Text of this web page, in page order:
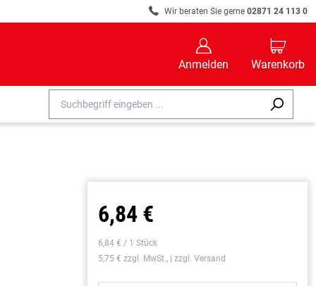
R Wir beraten Sie gerne 02871 24 113 0
B
Anmelden
C
Warenkorb
6,84 €
6,84 € / 1 Stück
5,75 € zzgl. MwSt., | zzgl. Versand